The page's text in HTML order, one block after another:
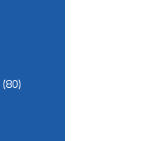
(80)